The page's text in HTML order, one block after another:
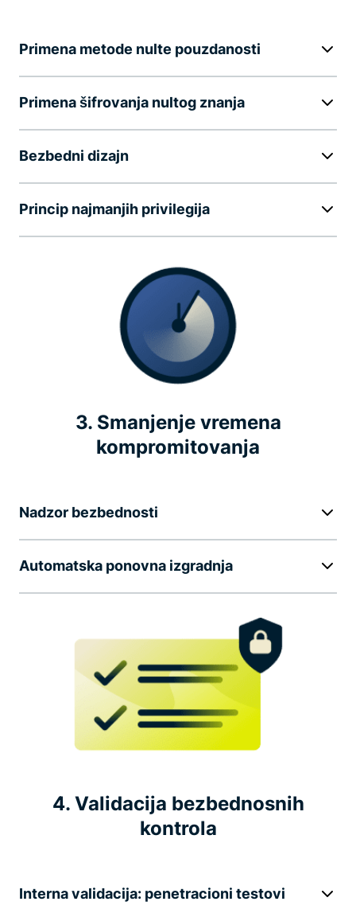
Primena metode nulte pouzdanosti
Primena šifrovanja nultog znanja
Bezbedni dizajn
Princip najmanjih privilegija
3. Smanjenje vremena
kompromitovanja
Nadzor bezbednosti
Automatska ponovna izgradnja
4. Validacija bezbednosnih
kontrola
Interna validacija: penetracioni testovi